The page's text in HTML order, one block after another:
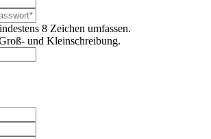
8 Zeichen umfassen.
und Kleinschreibung.